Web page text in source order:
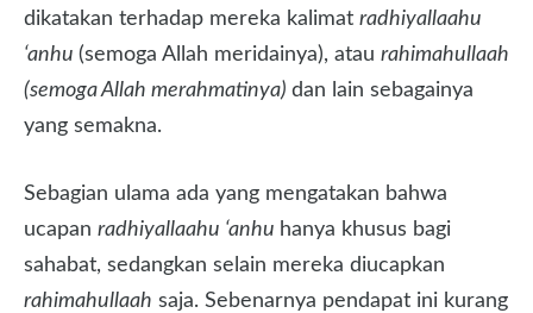
dikatakan terhadap mereka kalimat radhiyallaahu
‘anhu (semoga Allah meridainya), atau rahimahullaah
(semoga Allah merahmatinya) dan lain sebagainya
yang semakna.
Sebagian ulama ada yang mengatakan bahwa
ucapan radhiyallaahu ‘anhu hanya khusus bagi
sahabat, sedangkan selain mereka diucapkan
rahimahullaah saja. Sebenarnya pendapat ini kurang